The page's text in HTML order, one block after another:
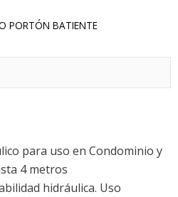
PORTÓN BATIENTE
para uso en Condominio y
4 metros
hidráulica. Uso